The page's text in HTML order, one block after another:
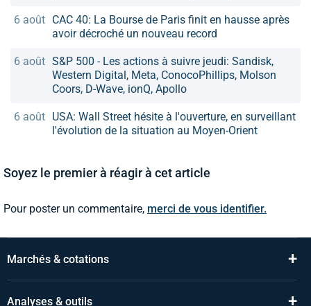
6 août CAC 40: La Bourse de Paris finit en hausse après
avoir décroché un nouveau record
6 août S&P 500 - Les actions à suivre jeudi: Sandisk,
Western Digital, Meta, ConocoPhillips, Molson
Coors, D-Wave, ionQ, Apollo
6 août USA: Wall Street hésite à l'ouverture, en surveillant
l'évolution de la situation au Moyen-Orient
Soyez le premier à réagir à cet article
Pour poster un commentaire, merci de vous identifier.
Marchés & cotations +
Analyses & outils +